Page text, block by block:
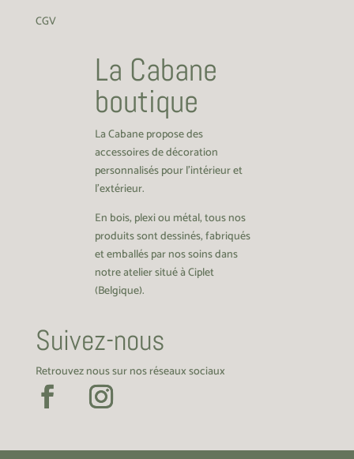
CGV
La Cabane
boutique
La Cabane propose des
accessoires de décoration
personnalisés pour l’intérieur et
l’extérieur.
En bois, plexi ou métal, tous nos
produits sont dessinés, fabriqués
et emballés par nos soins dans
notre atelier situé à Ciplet
(Belgique).
Suivez-nous
Retrouvez nous sur nos réseaux sociaux